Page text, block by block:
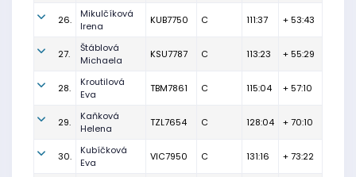
26.
Mikulčíková
Irena
KUB7750 C 111:37 + 53:43
27.
Štáblová
Michaela
KSU7787 C 113:23 + 55:29
28.
Kroutilová
Eva
TBM7861 C 115:04 + 57:10
29.
Kaňková
Helena
TZL7654 C 128:04 + 70:10
30.
Kubíčková
Eva
VIC7950 C 131:16 + 73:22